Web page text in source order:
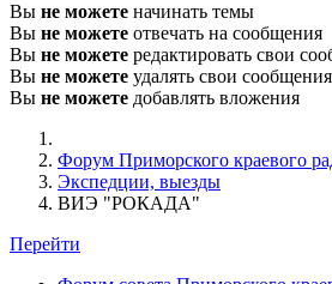
Вы не можете начинать темы
Вы не можете отвечать на сообщения
Вы не можете редактировать свои
Вы не можете удалять свои сообщения
Вы не можете добавлять вложения
Форум Приморского краевого
Экспедции, выезды
ВИЭ "РОКАДА"
Перейти